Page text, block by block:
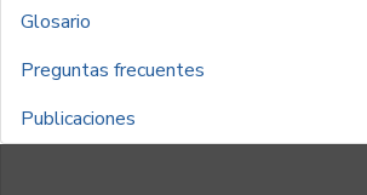
Glosario
Preguntas frecuentes
Publicaciones